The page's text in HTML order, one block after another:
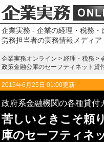
企業実務 - 企業の経理・税務・
労務担当者の実務情報メディア
企業実務オンライン > 経理・税務 >
政策金融公庫のセーフティネット貸
2015年6月25日 01:00更新
政府系金融機関の各種貸
苦しいときこそ頼
庫のセーフティネ